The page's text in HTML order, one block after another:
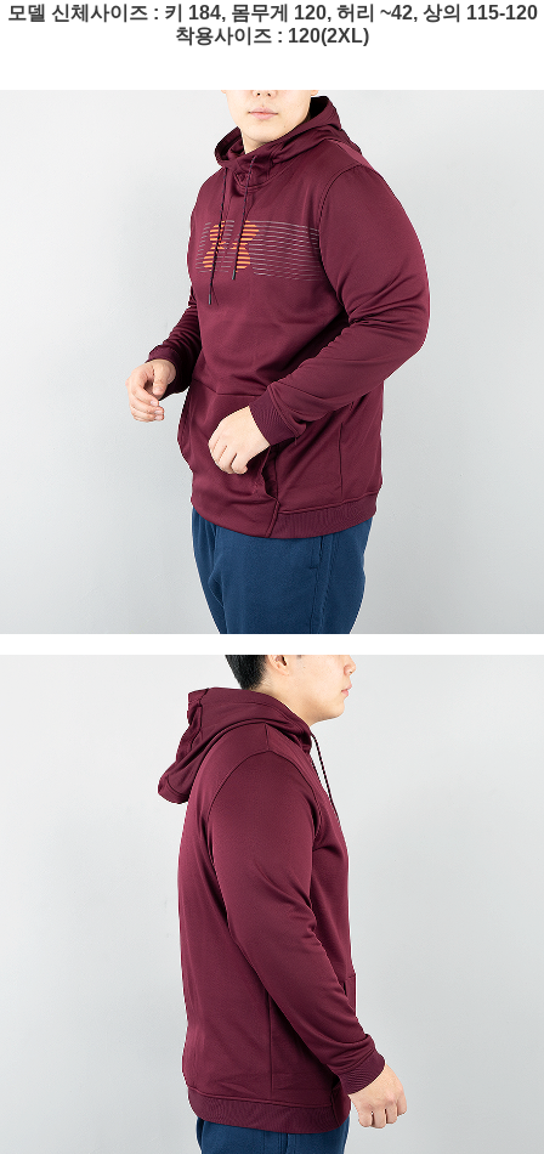
페이코 ID로 페
모델 신체사이즈 : 키 184, 몸무게 120, 허리 ~42, 상의 115-120
착용사이즈 : 120(2XL)